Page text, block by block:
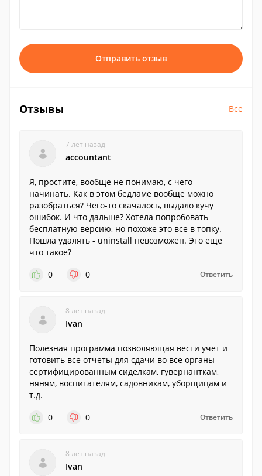
Отправить отзыв
Отзывы Все
7 лет назад
accountant
Я, простите, вообще не понимаю, с чего
начинать. Как в этом бедламе вообще можно
разобраться? Чего-то скачалось, выдало кучу
ошибок. И что дальше? Хотела попробовать
бесплатную версию, но похоже это все в топку.
Пошла удалять - uninstall невозможен. Это еще
что такое?
0
0 Ответить
8 лет назад
Ivan
Полезная программа позволяющая вести учет и
готовить все отчеты для сдачи во все органы
сертифицированным сиделкам, гувернанткам,
няням, воспитателям, садовникам, уборщицам и
т.д.
0
0 Ответить
8 лет назад
Ivan